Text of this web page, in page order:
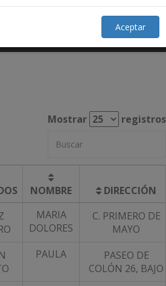
Colegiados
Mostrar registros
NOMBRE
DIRECCIÓN
MARIA
DOLORES
C. PRIMERO DE
MAYO
PAULA
PASEO DE
COLÓN 26, BAJO
Aceptar